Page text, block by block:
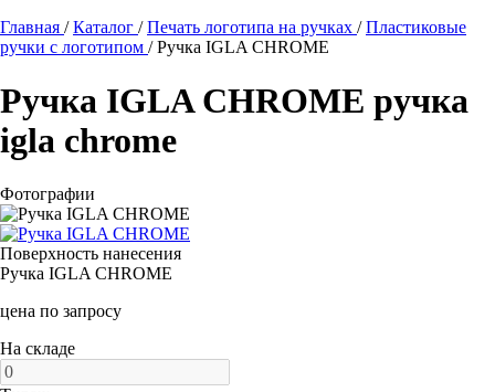
Главная / Каталог / Печать логотипа на ручках / Пластиковые
ручки с логотипом / Ручка IGLA CHROME
Ручка IGLA CHROME ручка
igla chrome
Фотографии
Поверхность нанесения
Ручка IGLA CHROME
цена по запросу
На складе